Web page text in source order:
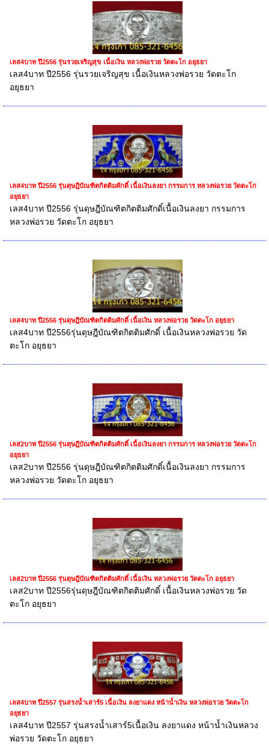
เลส4บาท ปี2556 รุ่นรวยเจริญสุข เนื้อเงิน หลวงพ่อรวย วัดตะโก อยุธยา
เลส4บาท ปี2556 รุ่นรวยเจริญสุข เนื้อเงินหลวงพ่อรวย วัดตะโก
อยุธยา
เลส4บาท ปี2556 รุ่นดุษฎีบัณฑิตกิตติมศักดิ์ เนื้อเงินลงยา กรรมการ หลวงพ่อรวย วัดตะโก
อยุธยา
เลส4บาท ปี2556 รุ่นดุษฎีบัณฑิตกิตติมศักดิ์เนื้อเงินลงยา กรรมการ
หลวงพ่อรวย วัดตะโก อยุธยา
เลส4บาท ปี2556 รุ่นดุษฎีบัณฑิตกิตติมศักดิ์ เนื้อเงิน หลวงพ่อรวย วัดตะโก อยุธยา
เลส4บาท ปี2556รุ่นดุษฎีบัณฑิตกิตติมศักดิ์ เนื้อเงินหลวงพ่อรวย วัด
ตะโก อยุธยา
เลส2บาท ปี2556 รุ่นดุษฎีบัณฑิตกิตติมศักดิ์ เนื้อเงินลงยา กรรมการ หลวงพ่อรวย วัดตะโก
อยุธยา
เลส2บาท ปี2556 รุ่นดุษฎีบัณฑิตกิตติมศักดิ์เนื้อเงินลงยา กรรมการ
หลวงพ่อรวย วัดตะโก อยุธยา
เลส2บาท ปี2556 รุ่นดุษฎีบัณฑิตกิตติมศักดิ์ เนื้อเงิน หลวงพ่อรวย วัดตะโก อยุธยา
เลส2บาท ปี2556รุ่นดุษฎีบัณฑิตกิตติมศักดิ์ เนื้อเงินหลวงพ่อรวย วัด
ตะโก อยุธยา
เลส4บาท ปี2557 รุ่นสรงน้ำเสาร์5 เนื้อเงิน ลงยาแดง หน้าน้ำเงิน หลวงพ่อรวย วัดตะโก
อยุธยา
เลส4บาท ปี2557 รุ่นสรงน้ำเสาร์5เนื้อเงิน ลงยาแดง หน้าน้ำเงินหลวง
พ่อรวย วัดตะโก อยุธยา